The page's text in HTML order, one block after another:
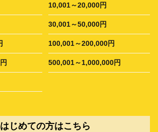
10,001～20,000円
30,001～50,000円
100,001～200,000円
500,001～1,000,000円
はじめての方はこちら